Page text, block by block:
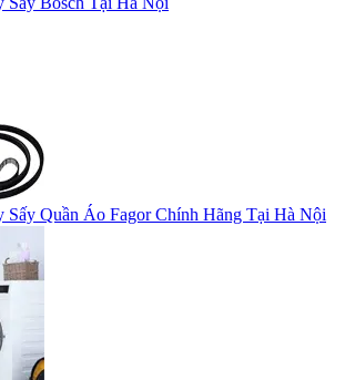
Sấy Quần Áo Fagor Chính Hãng Tại Hà Nội